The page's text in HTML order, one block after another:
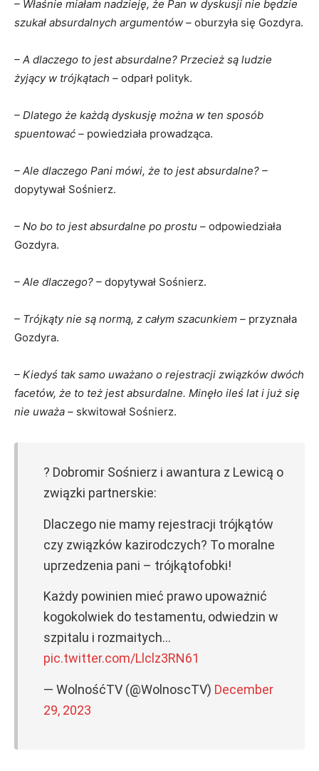
– Właśnie miałam nadzieję, że Pan w dyskusji nie będzie
szukał absurdalnych argumentów – oburzyła się Gozdyra.
– A dlaczego to jest absurdalne? Przecież są ludzie
żyjący w trójkątach – odparł polityk.
– Dlatego że każdą dyskusję można w ten sposób
spuentować – powiedziała prowadząca.
– Ale dlaczego Pani mówi, że to jest absurdalne? –
dopytywał Sośnierz.
– No bo to jest absurdalne po prostu – odpowiedziała
Gozdyra.
– Ale dlaczego? – dopytywał Sośnierz.
– Trójkąty nie są normą, z całym szacunkiem – przyznała
Gozdyra.
– Kiedyś tak samo uważano o rejestracji związków dwóch
facetów, że to też jest absurdalne. Minęło ileś lat i już się
nie uważa – skwitował Sośnierz.
? Dobromir Sośnierz i awantura z Lewicą o
związki partnerskie:
Dlaczego nie mamy rejestracji trójkątów
czy związków kazirodczych? To moralne
uprzedzenia pani – trójkątofobki!
Każdy powinien mieć prawo upoważnić
kogokolwiek do testamentu, odwiedzin w
szpitalu i rozmaitych…
pic.twitter.com/Llclz3RN61
— WolnośćTV (@WolnoscTV) December
29, 2023